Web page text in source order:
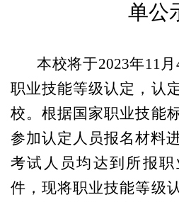
单公
本校将于2023年11
职业技能等级认定，认
校。根据国家职业技能
参加认定人员报名材料
考试人员均达到所报
件，现将职业技能等级